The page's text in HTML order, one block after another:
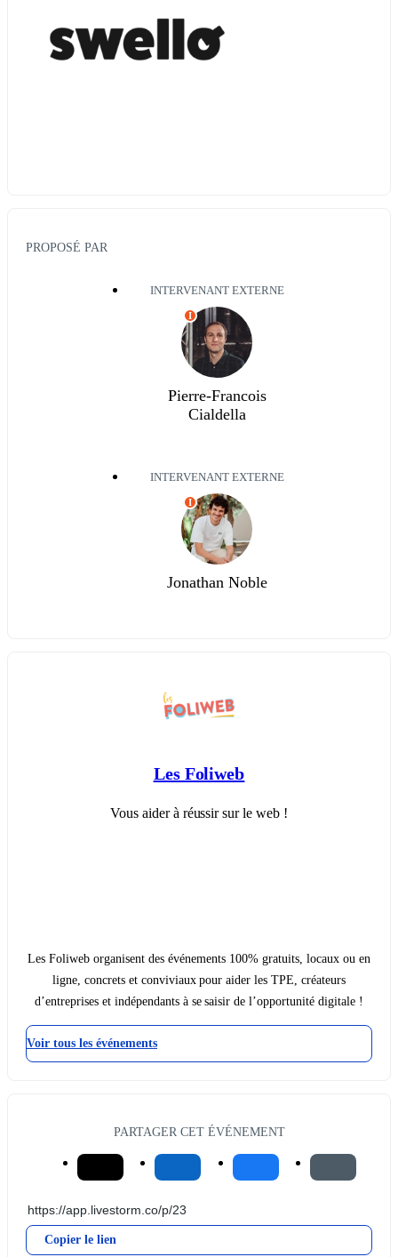
PROPOSÉ PAR
INTERVENANT EXTERNE
I
Pierre-Francois
Cialdella
INTERVENANT EXTERNE
I
Jonathan Noble
Les Foliweb
Vous aider à réussir sur le web !
Les Foliweb organisent des événements 100% gratuits, locaux ou en
ligne, concrets et conviviaux pour aider les TPE, créateurs
d’entreprises et indépendants à se saisir de l’opportunité digitale !
Voir tous les événements
PARTAGER CET ÉVÉNEMENT
Copier le lien